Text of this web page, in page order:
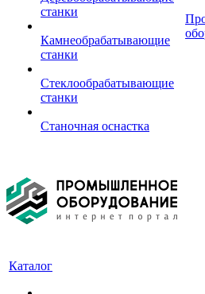
станки
Камнеобрабатывающие
станки
Стеклообрабатывающие
станки
Станочная оснастка
Каталог